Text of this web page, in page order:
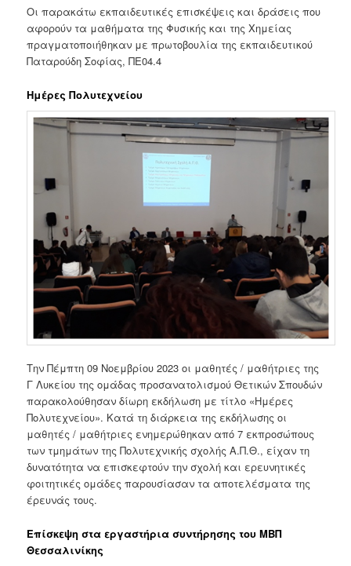
Οι παρακάτω εκπαιδευτικές επισκέψεις και δράσεις που
αφορούν τα μαθήματα της Φυσικής και της Χημείας
πραγματοποιήθηκαν με πρωτοβουλία της εκπαιδευτικού
Παταρούδη Σοφίας, ΠΕ04.4
Ημέρες Πολυτεχνείου
Την Πέμπτη 09 Νοεμβρίου 2023 οι μαθητές / μαθήτριες της
Γ Λυκείου της ομάδας προσανατολισμού Θετικών Σπουδών
παρακολούθησαν δίωρη εκδήλωση με τίτλο «Ημέρες
Πολυτεχνείου». Κατά τη διάρκεια της εκδήλωσης οι
μαθητές / μαθήτριες ενημερώθηκαν από 7 εκπροσώπους
των τμημάτων της Πολυτεχνικής σχολής Α.Π.Θ., είχαν τη
δυνατότητα να επισκεφτούν την σχολή και ερευνητικές
φοιτητικές ομάδες παρουσίασαν τα αποτελέσματα της
έρευνάς τους.
Επίσκεψη στα εργαστήρια συντήρησης του ΜΒΠ
Θεσσαλινίκης